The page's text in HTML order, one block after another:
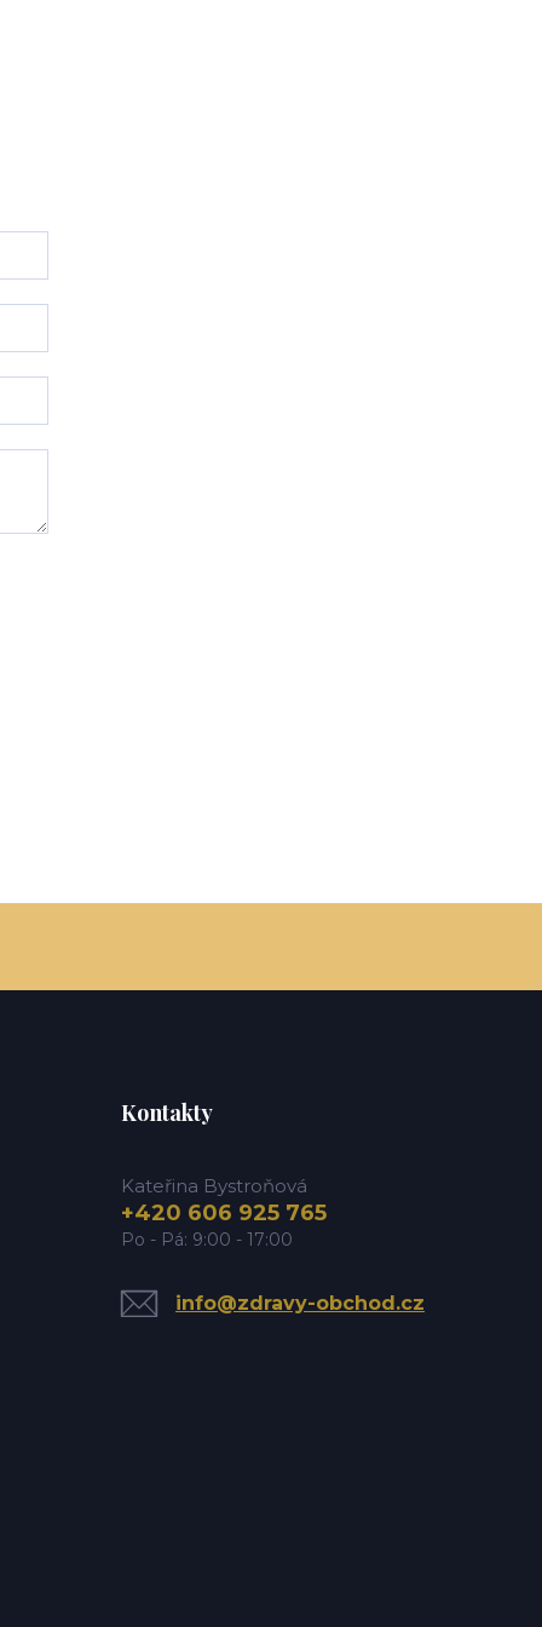
Kontakty
Kateřina Bystroňová
+420 606 925 765
Po - Pá: 9:00 - 17:00
info@zdravy-obchod.cz